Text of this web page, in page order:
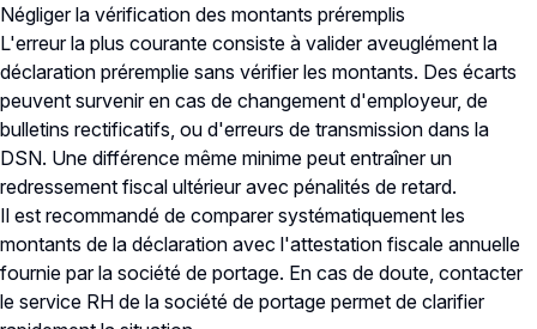
Négliger la vérification des montants préremplis
L'erreur la plus courante consiste à valider aveuglément la
déclaration préremplie sans vérifier les montants. Des écarts
peuvent survenir en cas de changement d'employeur, de
bulletins rectificatifs, ou d'erreurs de transmission dans la
DSN. Une différence même minime peut entraîner un
redressement fiscal ultérieur avec pénalités de retard.
Il est recommandé de comparer systématiquement les
montants de la déclaration avec l'attestation fiscale annuelle
fournie par la société de portage. En cas de doute, contacter
le service RH de la société de portage permet de clarifier